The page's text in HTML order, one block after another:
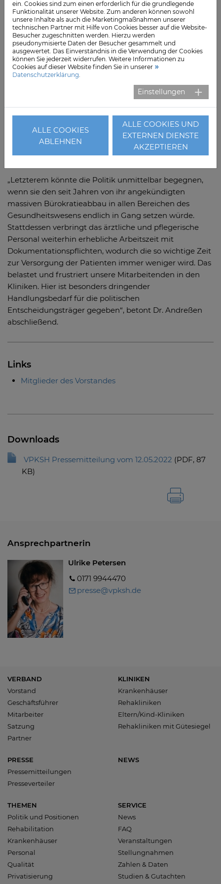
Mitglieder in unserem Verband", ist sich auch der
Geschäftsführer, Bernd Krämer sicher. "Sowohl Vertreter
von Beleghäusern, Reha-Einrichtungen, Fachkliniken
als auch von Klinik-Konzernen bleiben im Vorstand
vertreten."
Besondere Herausforderungen stellen nach
Einschätzung der Vorsitzenden für die privaten,
öffentlichen und gemeinnützigen Kliniken
gleichermaßen die Folgen der anhaltenden Corona-
Pandemie, die explodierenden Sach- und
Energiekosten, die zu knappen Investitionsmittel sowie
der immer gravierender werdende Fachkräftemangel
„Letzterem könnte die Politik unmittelbar begegnen,
wenn sie den seit Jahren von ihr angekündigten
massiven Bürokratieabbau in allen Bereichen des
Gesundheitswesens endlich in Gang setzen würde.
Stattdessen verbringt das ärztliche und pflegerische
Personal weiterhin erhebliche Arbeitszeit mit
Dokumentationspflichten, wodurch die so wichtige Zeit
zur Versorgung der Patienten immer weniger wird. Das
belastet und frustriert unsere Mitarbeitenden in den
Kliniken. Hier ist besonders dringender
Handlungsbedarf für die politischen
Entscheidungsträger gegeben“, betont Dr. Andreßen
abschließend.
Links
Mitglieder des Vorstandes
Downloads
VPKSH Pressemitteilung vom 12.05.2022 (PDF, 87
KB)
Ansprechpartnerin
Ulrike Petersen
0171 9944470
presse@vpksh.de
VERBAND
Vorstand
Geschäftsführer
Mitarbeiter
Satzung
Partner
KLINIKEN
Krankenhäuser
Rehakliniken
Eltern/Kind-Kliniken
Rehakliniken mit Gütesiegel
PRESSE
Pressemitteilungen
Presseverteiler
NEWS
THEMEN
Politik und Positionen
Rehabilitation
Krankenhäuser
Personal
Qualität
Privatisierung
SERVICE
News
FAQ
Veranstaltungen
Stellungnahmen
Zahlen & Daten
Studien & Gutachten
ein. Cookies sind zum einen erforderlich für die grundlegende
Funktionalität unserer Website. Zum anderen können sowohl
unsere Inhalte als auch die Marketingmaßnahmen unserer
technischen Partner mit Hilfe von Cookies besser auf die Website-
Besucher zugeschnitten werden. Hierzu werden
pseudonymisierte Daten der Besucher gesammelt und
ausgewertet. Das Einverständnis in die Verwendung der Cookies
können Sie jederzeit widerrufen. Weitere Informationen zu
Cookies auf dieser Website finden Sie in unserer
Datenschutzerklärung.
Einstellungen
ALLE COOKIES
ABLEHNEN
ALLE COOKIES UND
EXTERNEN DIENSTE
AKZEPTIEREN